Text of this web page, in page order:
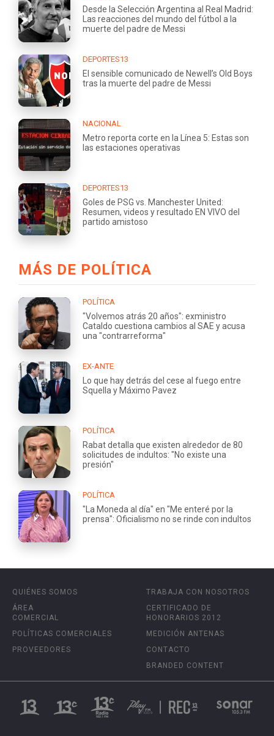
Desde la Selección Argentina al Real Madrid:
Las reacciones del mundo del fútbol a la
muerte del padre de Messi
DEPORTES13
El sensible comunicado de Newell’s Old Boys
tras la muerte del padre de Messi
NACIONAL
Metro reporta corte en la Línea 5: Estas son
las estaciones operativas
DEPORTES13
Goles de PSG vs. Manchester United:
Resumen, videos y resultado EN VIVO del
partido amistoso
MÁS DE POLÍTICA
POLÍTICA
"Volvemos atrás 20 años": exministro
Cataldo cuestiona cambios al SAE y acusa
una "contrarreforma"
EX-ANTE
Lo que hay detrás del cese al fuego entre
Squella y Máximo Pavez
POLÍTICA
Rabat detalla que existen alrededor de 80
solicitudes de indultos: "No existe una
presión"
POLÍTICA
"La Moneda al día" en "Me enteré por la
prensa": Oficialismo no se rinde con indultos
QUIÉNES SOMOS
ÁREA
COMERCIAL
POLÍTICAS COMERCIALES
PROVEEDORES
TRABAJA CON NOSOTROS
CERTIFICADO DE
HONORARIOS 2012
MEDICIÓN ANTENAS
CONTACTO
BRANDED CONTENT